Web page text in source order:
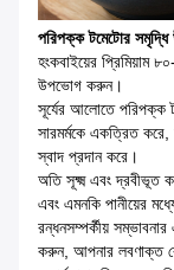
পরিপক্ক টমেটোর
হংকবাইয়ের প্রিমিয়াম
উপভোগ করুন।
সূর্যের আলোতে পরিপক্ক
সারমর্মকে একত্রিত
স্বাদ প্রদান করে।
অতি সূক্ষ্ম এবং দ্রবীভূত
এবং এমনকি পানীয়ের
রন্ধনসম্পর্কীয়
করুন, আপনার লবণাক্ত